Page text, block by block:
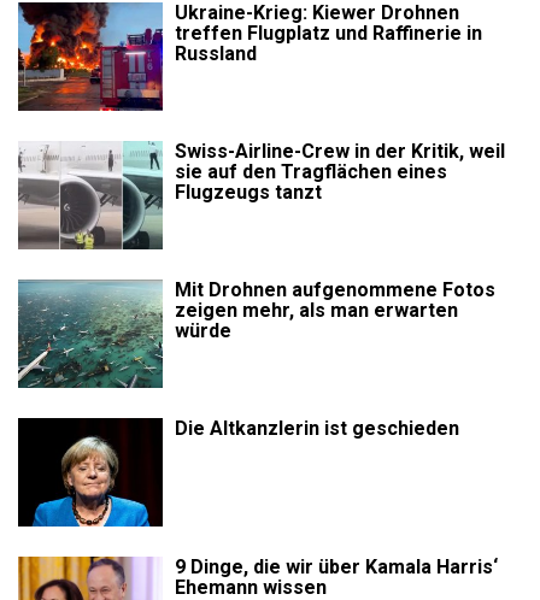
Ukraine-Krieg: Kiewer Drohnen
treffen Flugplatz und Raffinerie in
Russland
Swiss-Airline-Crew in der Kritik, weil
sie auf den Tragflächen eines
Flugzeugs tanzt
Mit Drohnen aufgenommene Fotos
zeigen mehr, als man erwarten
würde
Die Altkanzlerin ist geschieden
9 Dinge, die wir über Kamala Harris‘
Ehemann wissen